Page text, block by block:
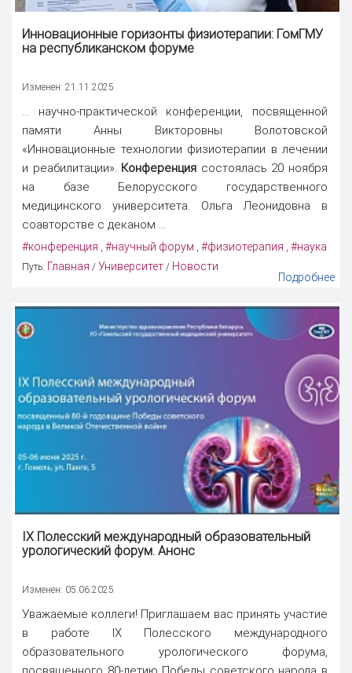
Инновационные горизонты физиотерапии: ГомГМУ
на республиканском форуме
Изменен: 21.11.2025
... научно-практической конференции, посвященной
памяти Анны Викторовны Волотовской
«Инновационные технологии физиотерапии в лечении
и реабилитации». Конференция состоялась 20 ноября
на базе Белорусского государственного
медицинского университета. Ольга Леонидовна в
соавторстве с деканом ...
#конференция , #научный форум , #физиотерапия , #наука
Путь: Главная / Университет / Новости
Подробнее
IX Полесский международный образовательный
урологический форум. Анонс
Изменен: 05.06.2025
Уважаемые коллеги! Приглашаем вас принять участие
в работе IX Полесского международного
образовательного урологического форума,